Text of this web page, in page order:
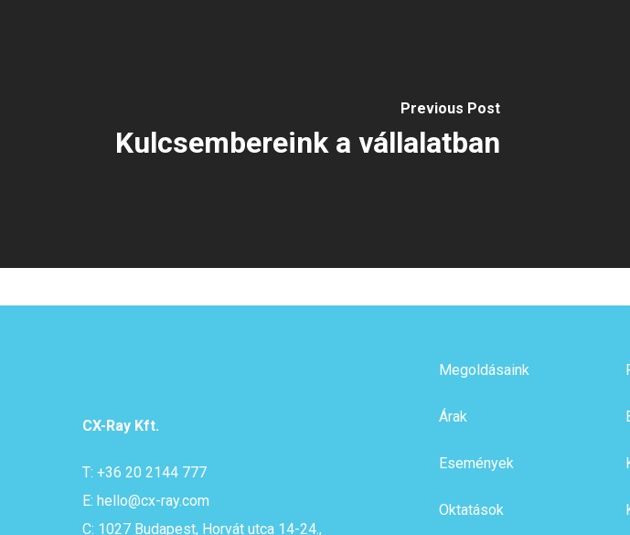
Previous Post
Kulcsembereink a vállalatban
CX-Ray Kft.
T: +36 20 2144 777
E: hello@cx-ray.com
C: 1027 Budapest, Horvát utca 14-24.,
Megoldásaink
Árak
Események
Oktatások